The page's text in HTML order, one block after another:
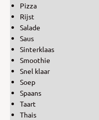
Pizza
Rijst
Salade
Saus
Sinterklaas
Smoothie
Snel klaar
Soep
Spaans
Taart
Thais